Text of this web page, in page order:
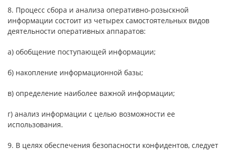
8. Процесс сбора и анализа оперативно-розыскной
информации состоит из четырех самостоятельных видов
деятельности оперативных аппаратов:
а) обобщение поступающей информации;
б) накопление информационной базы;
в) определение наиболее важной информации;
г) анализ информации с целью возможности ее
использования.
9. В целях обеспечения безопасности конфидентов, следует